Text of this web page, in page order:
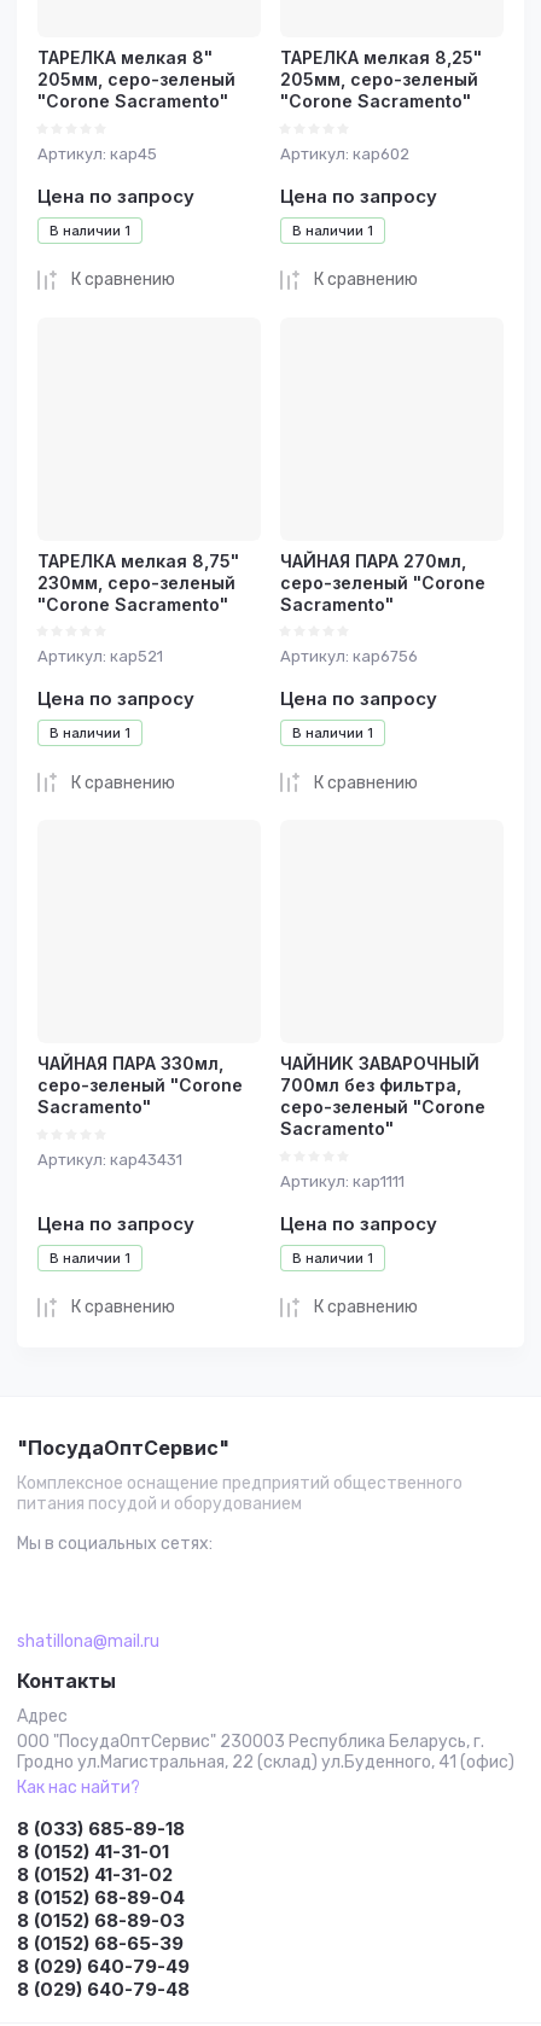
ТАРЕЛКА мелкая 8"
205мм, серо-зеленый
"Corone Sacramento"
Артикул: кар45
В наличии 1
Цена по запросу
К сравнению
ТАРЕЛКА мелкая 8,25"
205мм, серо-зеленый
"Corone Sacramento"
Артикул: кар602
В наличии 1
Цена по запросу
К сравнению
ТАРЕЛКА мелкая 8,75"
230мм, серо-зеленый
"Corone Sacramento"
Артикул: кар521
В наличии 1
Цена по запросу
К сравнению
ЧАЙНАЯ ПАРА 270мл,
серо-зеленый "Corone
Sacramento"
Артикул: кар6756
В наличии 1
Цена по запросу
К сравнению
ЧАЙНАЯ ПАРА 330мл,
серо-зеленый "Corone
Sacramento"
Артикул: кар43431
В наличии 1
Цена по запросу
К сравнению
ЧАЙНИК ЗАВАРОЧНЫЙ
700мл без фильтра,
серо-зеленый "Corone
Sacramento"
Артикул: кар1111
В наличии 1
Цена по запросу
К сравнению
"ПосудаОптСервис"
Комплексное оснащение предприятий общественного
питания посудой и оборудованием
Мы в социальных сетях:
shatillona@mail.ru
Контакты
Адрес
ООО "ПосудаОптСервис" 230003 Республика Беларусь, г.
Гродно ул.Магистральная, 22 (склад) ул.Буденного, 41 (офис)
Как нас найти?
8 (033) 685-89-18
8 (0152) 41-31-01
8 (0152) 41-31-02
8 (0152) 68-89-04
8 (0152) 68-89-03
8 (0152) 68-65-39
8 (029) 640-79-49
8 (029) 640-79-48